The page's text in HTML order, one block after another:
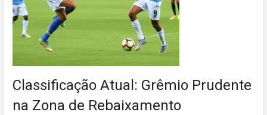
Classificação Atual: Grêmio Prudente
na Zona de Rebaixamento